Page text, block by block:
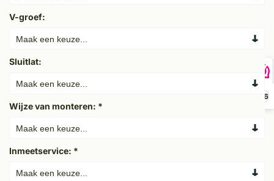
9,6
V-groef:
Sluitlat:
Wijze van monteren: *
Inmeetservice: *